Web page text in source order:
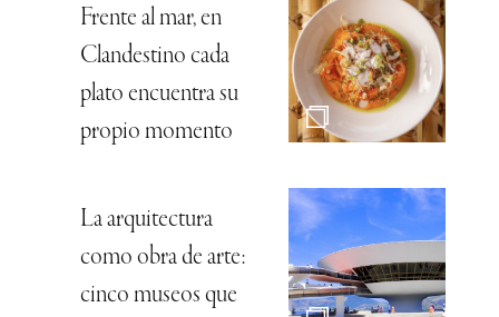
Frente al mar, en
Clandestino cada
plato encuentra su
propio momento
La arquitectura
como obra de arte:
cinco museos que